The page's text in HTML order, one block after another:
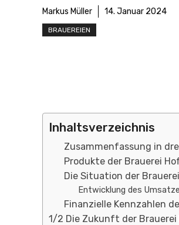
Markus Müller 14. Januar 2024
BRAUEREIEN
Inhaltsverzeichnis
Zusammenfassung in
Produkte der Brauerei
Die Situation der
Entwicklung des
Finanzielle Kennzahlen
1/2 Die Zukunft der